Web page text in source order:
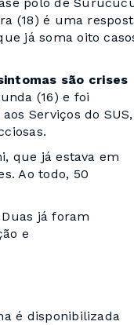
(18) é uma
já soma oito
são crises
(16) e foi
Serviços do SUS,
que já estava em
Ao todo, 50
já foram
e
é disponibilizada